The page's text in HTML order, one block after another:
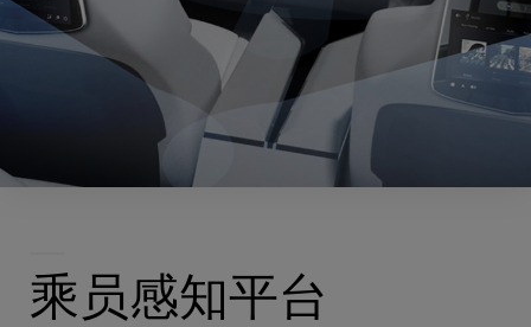
乘员感知平台